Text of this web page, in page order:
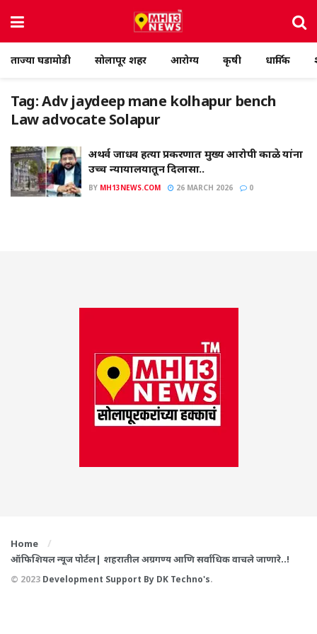
ताज्या घडामोडी सोलापूर शहर आरोग्य कृषी धार्मिक
Tag:Adv jaydeep mane kolhapur bench
Law advocate Solapur
अथर्व जाधव हत्या प्रकरणात मुख्य आरोपी काळे यांना
उच्च न्यायालयातून दिलासा..
BY MH13NEWS.COM 26 MARCH 2026 0
Home
ऑफिशियल न्यूज पोर्टल| शहरातील अग्रगण्य आणि सर्वाधिक वाचले जाणारे..!
© 2023 Development Support By DK Techno's.